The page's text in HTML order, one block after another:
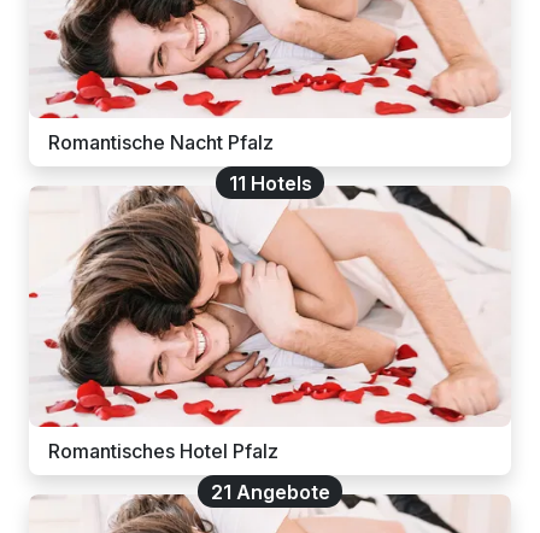
Romantische Nacht Pfalz
11 Hotels
Romantisches Hotel Pfalz
21 Angebote